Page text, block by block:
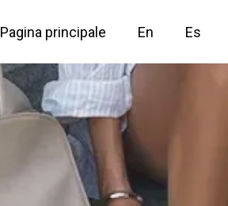
Pagina principale En Es